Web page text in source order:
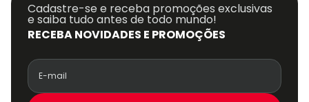
RECEBA NOVIDADES E PROMOÇÕES
Cadastre-se e receba promoções exclusivas
e saiba tudo antes de todo mundo!